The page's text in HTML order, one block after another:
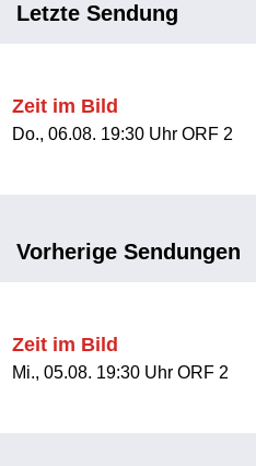
Letzte Sendung
Zeit im Bild
Do., 06.08. 19:30 Uhr ORF 2
Vorherige Sendungen
Zeit im Bild
Mi., 05.08. 19:30 Uhr ORF 2